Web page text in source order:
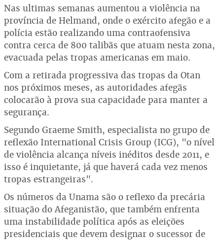
Nas ultimas semanas aumentou a violência na
província de Helmand, onde o exército afegão e a
polícia estão realizando uma contraofensiva
contra cerca de 800 talibãs que atuam nesta zona,
evacuada pelas tropas americanas em maio.
Com a retirada progressiva das tropas da Otan
nos próximos meses, as autoridades afegãs
colocarão à prova sua capacidade para manter a
segurança.
Segundo Graeme Smith, especialista no grupo de
reflexão International Crisis Group (ICG), "o nível
de violência alcança níveis inéditos desde 2011, e
isso é inquietante, já que haverá cada vez menos
tropas estrangeiras".
Os números da Unama são o reflexo da precária
situação do Afeganistão, que também enfrenta
uma instabilidade política após as eleições
presidenciais que devem designar o sucessor de